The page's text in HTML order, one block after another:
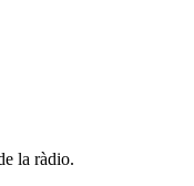
la ràdio.